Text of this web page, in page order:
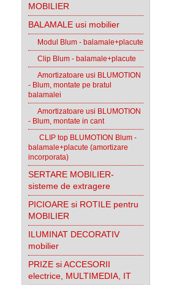
MOBILIER
BALAMALE usi mobilier
Modul Blum - balamale+placute
Clip Blum - balamale+placute
Amortizatoare usi BLUMOTION
- Blum, montate pe bratul
balamalei
Amortizatoare usi BLUMOTION
- Blum, montate in cant
CLIP top BLUMOTION Blum -
balamale+placute (amortizare
incorporata)
SERTARE MOBILIER-
sisteme de extragere
PICIOARE si ROTILE pentru
MOBILIER
ILUMINAT DECORATIV
mobilier
PRIZE si ACCESORII
electrice, MULTIMEDIA, IT